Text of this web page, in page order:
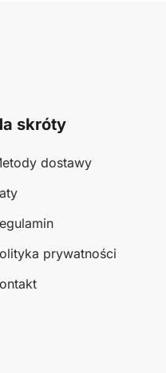
skróty
dostawy
prywatności